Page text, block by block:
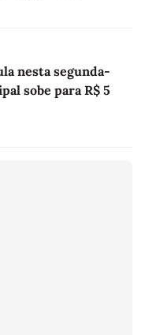
nesta segunda-
sobe para R$ 5